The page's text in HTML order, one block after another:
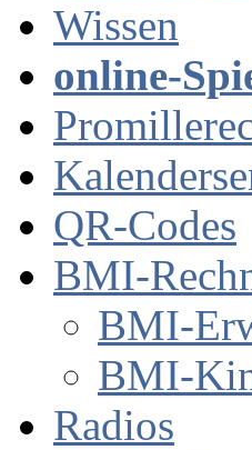
Wissen
online-
QR-Codes
BMI-
BMI-
BMI-
Radios